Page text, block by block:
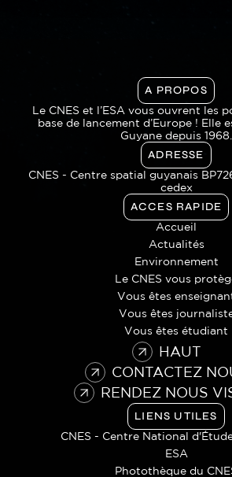
A PROPOS
Le CNES et l’ESA vous ouvrent les
base de lancement d’Europe ! Elle
Guyane depuis 1968.
ADRESSE
CNES - Centre spatial guyanais
cedex
ACCES RAPIDE
Accueil
Actualités
Environnement
Le CNES vous
Vous êtes
Vous êtes
Vous êtes étudiant
HAUT
CONTACTEZ
RENDEZ NOUS
LIENS UTILES
CNES - Centre National
ESA
Photothèque du